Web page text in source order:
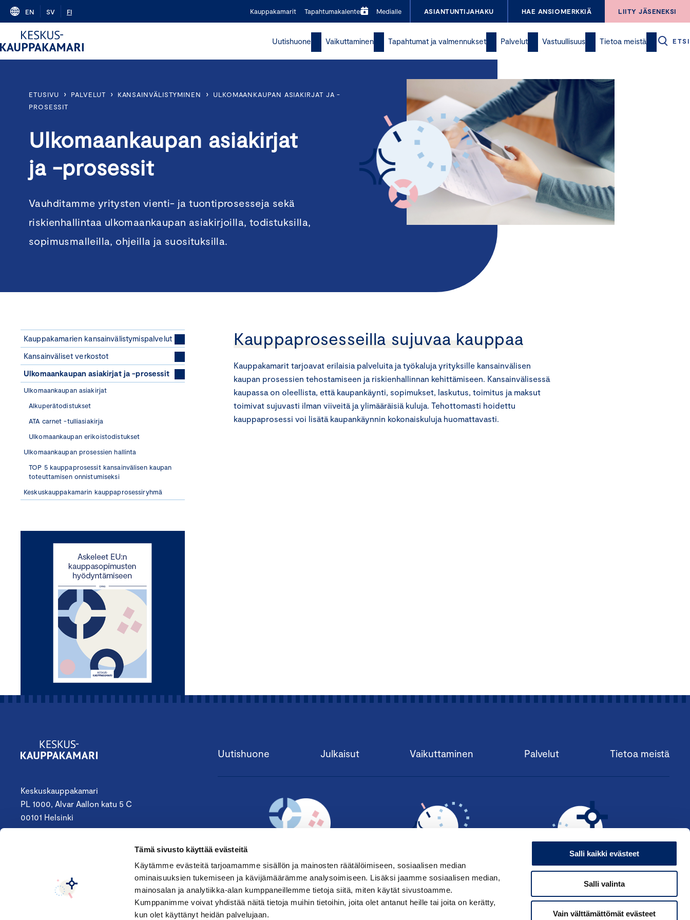
Tämä sivusto käyttää evästeitä
Käytämme evästeitä tarjoamamme sisällön ja mainosten räätälöimiseen, sosiaalisen median
ominaisuuksien tukemiseen ja kävijämäärämme analysoimiseen. Lisäksi jaamme sosiaalisen median,
mainosalan ja analytiikka-alan kumppaneillemme tietoja siitä, miten käytät sivustoamme.
Kumppanimme voivat yhdistää näitä tietoja muihin tietoihin, joita olet antanut heille tai joita on kerätty,
kun olet käyttänyt heidän palvelujaan.
Salli kaikki evästeet
Salli valinta
Vain välttämättömät evästeet
Skip
content
EN SV FI Kauppakamarit Tapahtumakalenteri Medialle ASIANTUNTIJAHAKU HAE ANSIOMERKKIÄ LIITY JÄSENEKSI
Uutishuone Vaikuttaminen Tapahtumat ja valmennukset Palvelut Vastuullisuus Tietoa meistä ETSI
ETUSIVU › PALVELUT › KANSAINVÄLISTYMINEN ›
ULKOMAANKAUPAN ASIAKIRJAT JA -
PROSESSIT
Ulkomaankaupan asiakirjat
ja -prosessit
Vauhditamme yritysten vienti- ja tuontiprosesseja sekä
riskienhallintaa ulkomaankaupan asiakirjoilla, todistuksilla,
sopimusmalleilla, ohjeilla ja suosituksilla.
Kauppakamarien kansainvälistymispalvelut
Kansainväliset verkostot
Ulkomaankaupan asiakirjat ja -prosessit
Ulkomaankaupan asiakirjat
Alkuperätodistukset
ATA carnet -tulliasiakirja
Ulkomaankaupan erikoistodistukset
Ulkomaankaupan prosessien hallinta
TOP 5 kauppaprosessit kansainvälisen kaupan
toteuttamisen onnistumiseksi
Keskuskauppakamarin kauppaprosessiryhmä
Kauppaprosesseilla sujuvaa kauppaa
Kauppakamarit tarjoavat erilaisia palveluita ja työkaluja yrityksille kansainvälisen
kaupan prosessien tehostamiseen ja riskienhallinnan kehittämiseen. Kansainvälisessä
kaupassa on oleellista, että kaupankäynti, sopimukset, laskutus, toimitus ja maksut
toimivat sujuvasti ilman viiveitä ja ylimääräisiä kuluja. Tehottomasti hoidettu
kauppaprosessi voi lisätä kaupankäynnin kokonaiskuluja huomattavasti.
Keskuskauppakamari
PL 1000, Alvar Aallon katu 5 C
00101 Helsinki
keskuskauppakamari@chamber.fi
Seuraa meitä:
Uutishuone Julkaisut Vaikuttaminen Palvelut Tietoa meistä
TILAA UUTISKIRJE › LIITY JÄSENEKSI › HAE ANSIOMERKKIÄ ›